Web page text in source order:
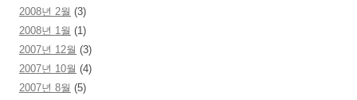
2008년 2월 (3)
2008년 1월 (1)
2007년 12월 (3)
2007년 10월 (4)
2007년 8월 (5)